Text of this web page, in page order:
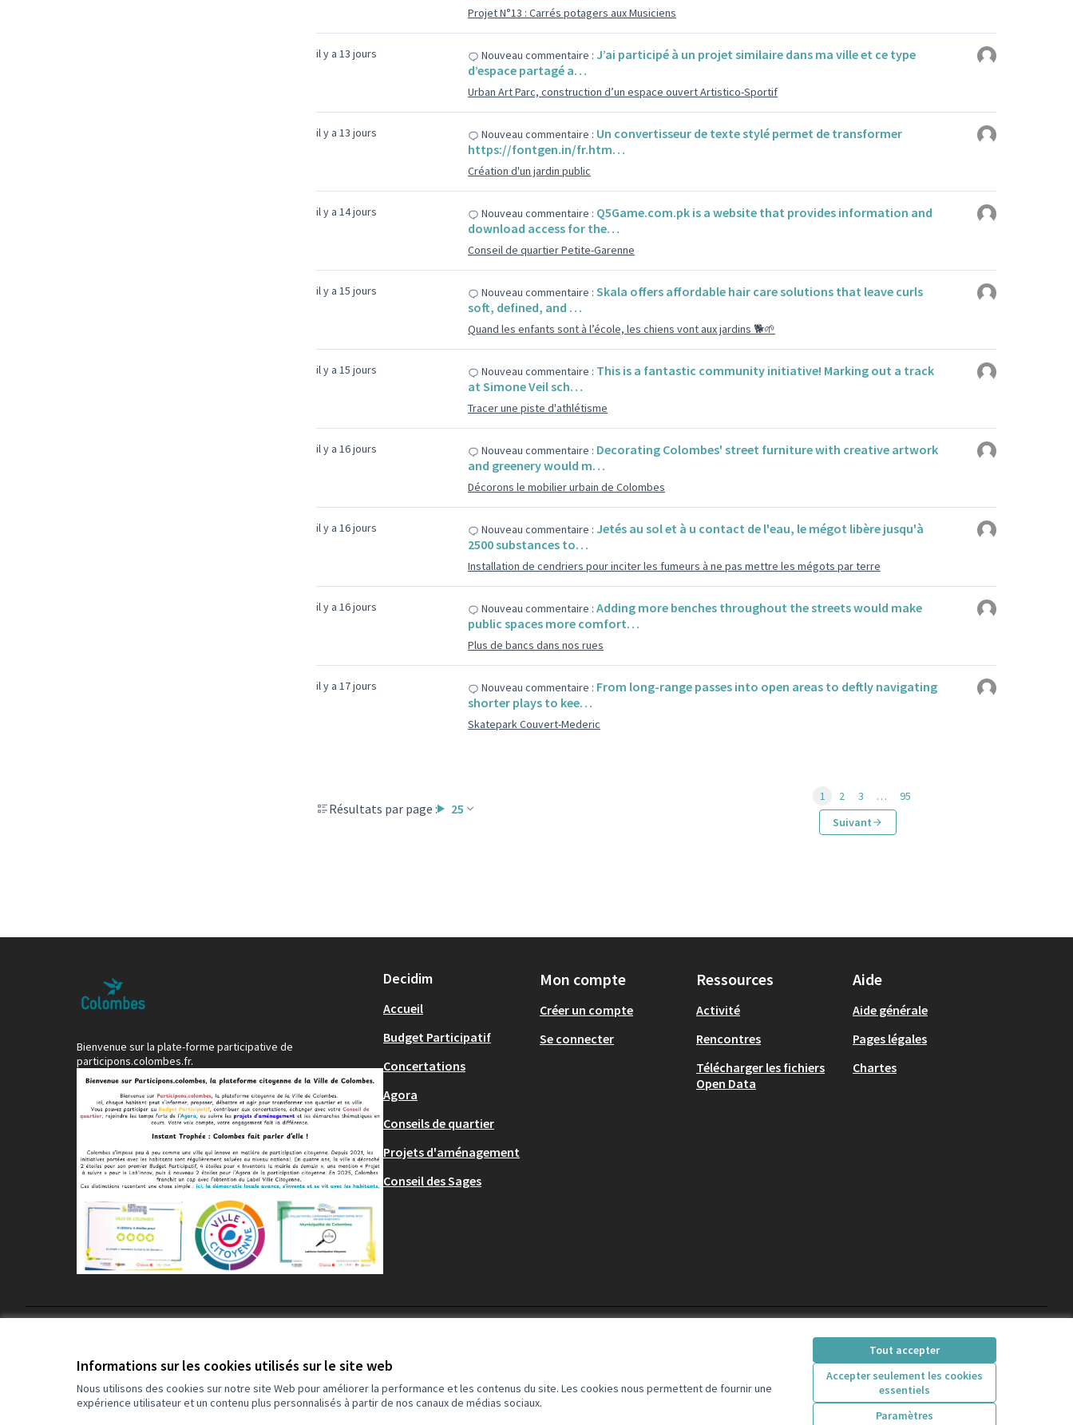
Informations sur les cookies utilisés sur le site web
Nous utilisons des cookies sur notre site Web pour améliorer la performance et les contenus du site. Les cookies nous permettent de fournir une
expérience utilisateur et un contenu plus personnalisés à partir de nos canaux de médias sociaux.
Tout accepter
Accepter seulement les cookies
essentiels
Paramètres
Projet N°13 : Carrés potagers aux Musiciens
il y a 13 jours Nouveau commentaire : J’ai participé à un projet similaire dans ma ville et ce type
d’espace partagé a…
Urban Art Parc, construction d’un espace ouvert Artistico-Sportif
il y a 13 jours Nouveau commentaire : Un convertisseur de texte stylé permet de transformer
https://fontgen.in/fr.htm…
Création d'un jardin public
il y a 14 jours Nouveau commentaire : Q5Game.com.pk is a website that provides information and
download access for the…
Conseil de quartier Petite-Garenne
il y a 15 jours Nouveau commentaire : Skala offers affordable hair care solutions that leave curls
soft, defined, and …
Quand les enfants sont à l’école, les chiens vont aux jardins 🐕🌱
il y a 15 jours Nouveau commentaire : This is a fantastic community initiative! Marking out a track
at Simone Veil sch…
Tracer une piste d'athlétisme
il y a 16 jours Nouveau commentaire : Decorating Colombes' street furniture with creative artwork
and greenery would m…
Décorons le mobilier urbain de Colombes
il y a 16 jours Nouveau commentaire : Jetés au sol et à u contact de l'eau, le mégot libère jusqu'à
2500 substances to…
Installation de cendriers pour inciter les fumeurs à ne pas mettre les mégots par terre
il y a 16 jours Nouveau commentaire : Adding more benches throughout the streets would make
public spaces more comfort…
Plus de bancs dans nos rues
il y a 17 jours Nouveau commentaire : From long-range passes into open areas to deftly navigating
shorter plays to kee…
Skatepark Couvert-Mederic
Résultats par page : 25
1 2 3 …
95
Suivant
Bienvenue sur la plate-forme participative de
participons.colombes.fr.
Decidim
Accueil
Budget Participatif
Concertations
Agora
Conseils de quartier
Projets d'aménagement
Conseil des Sages
Mon compte
Créer un compte
Se connecter
Ressources
Activité
Rencontres
Télécharger les fichiers
Open Data
Aide
Aide générale
Pages légales
Chartes
(Lien externe)
Licence Creative
(Lien externe)